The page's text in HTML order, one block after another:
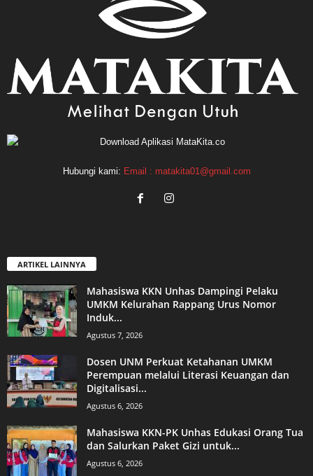
Hubungi kami: Email : matakita01@gmail.com
ARTIKEL LAINNYA
Mahasiswa KKN Unhas Dampingi Pelaku
UMKM Kelurahan Rappang Urus Nomor
Induk...
Agustus 7, 2026
Dosen UNM Perkuat Ketahanan UMKM
Perempuan melalui Literasi Keuangan dan
Digitalisasi...
Agustus 6, 2026
Mahasiswa KKN-PK Unhas Edukasi Orang Tua
dan Salurkan Paket Gizi untuk...
Agustus 6, 2026